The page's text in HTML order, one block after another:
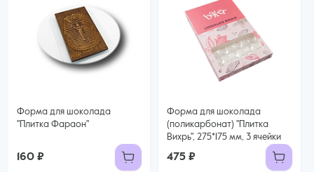
Форма для шоколада
"Плитка Фараон"
160 ₽
Форма для шоколада
(поликарбонат) "Плитка
Вихрь", 275*175 мм, 3 ячейки
475 ₽